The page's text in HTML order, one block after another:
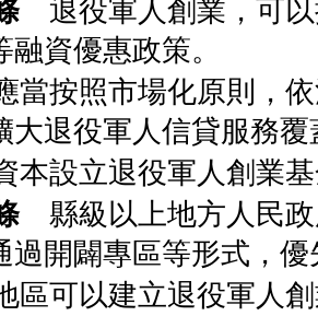
退役軍人創業，可
資優惠政策。
當按照市場化原則，
大退役軍人信貸服務覆
本設立退役軍人創業
縣級以上地方人民
過開闢專區等形式，
區可以建立退役軍人